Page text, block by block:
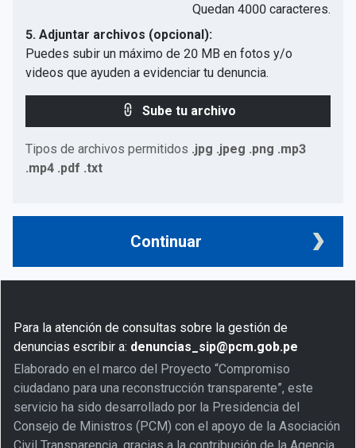
Quedan 4000 caracteres.
5. Adjuntar archivos (opcional):
Puedes subir un máximo de 20 MB en fotos y/o
videos que ayuden a evidenciar tu denuncia.
Sube tu archivo
Tipos de archivos permitidos .jpg .jpeg .png .mp3
.mp4 .pdf .txt
Continuar
Para la atención de consultas sobre la gestión de
denuncias escribir a: denuncias_sip@pcm.gob.pe
Elaborado en el marco del Proyecto “Compromiso
ciudadano para una reconstrucción transparente”, este
servicio ha sido desarrollado por la Presidencia del
Consejo de Ministros (PCM) con el apoyo de la Asociación